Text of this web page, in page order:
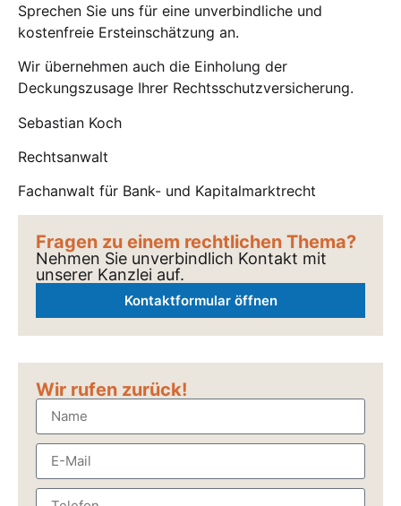
Sprechen Sie uns für eine unverbindliche und
kostenfreie Ersteinschätzung an.
Wir übernehmen auch die Einholung der
Deckungszusage Ihrer Rechtsschutzversicherung.
Sebastian Koch
Rechtsanwalt
Fachanwalt für Bank- und Kapitalmarktrecht
Fragen zu einem rechtlichen Thema?
Nehmen Sie unverbindlich Kontakt mit
unserer Kanzlei auf.
Kontaktformular öffnen
Wir rufen zurück!